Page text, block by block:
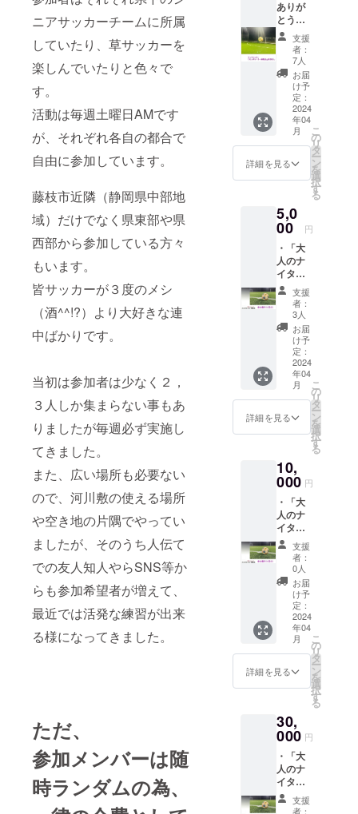
ニアサッカーチームに所属
していたり、草サッカーを
楽しんでいたりと色々で
す。
活動は毎週土曜日AMです
が、それぞれ各自の都合で
自由に参加しています。
藤枝市近隣（静岡県中部地
域）だけでなく県東部や県
西部から参加している方々
もいます。
皆サッカーが３度のメシ
（酒^^!?）より大好きな連
中ばかりです。
当初は参加者は少なく２，
３人しか集まらない事もあ
りましたが毎週必ず実施し
てきました。
また、広い場所も必要ない
ので、河川敷の使える場所
や空き地の片隅でやってい
ましたが、そのうち人伝て
での友人知人やらSNS等か
らも参加希望者が増えて、
最近では活発な練習が出来
る様になってきました。
ただ、
参加メンバーは随
時ランダムの為、
ラスポーツ
協会公認初
級パラスス
ポーツ指導
員等の資格
を保有して
います。
また自身も
地元のサッ
カーチーム
ニアでプ
レーしてお
り、2013年
にはJFA全国
シニア50
サッカー大
会にも出場
しました。
Facebookグ
ループ「シ
カーの輪」
チームなで
しこ交流
会」、FB
ページ
「Shizuoka
なでしこト
ライアル」
の管理人で
【しずおか
賢人】
https://qr.pap
s.jp/TnFt2
ありが
とうご
ざいま
す！ 活
動報告
とサン
クスレ
ターを
お届け
致しま
す。
「大人
のナイ
ター練
権利は
無し
支援
者：
7人
お届
け予
定：
2024
年04
月
詳細を見る
こ
の
リ
タ
ー
ン
を
選
択
す
る
5,0
00 円
・「大
人のナ
イター
練蹴
会」参
加権利
（2回
分）
・ サ
ンクス
レター
「大人
のナイ
ター練
蹴会」
2024年
内2回限
りで
す。
支援
者：
3人
お届
け予
定：
2024
年04
月
詳細を見る
こ
の
リ
タ
ー
ン
を
選
択
す
る
10,
000 円
・「大
人のナ
イター
練蹴
会」参
加権利
（４回
分）
・ サ
ンクス
レター
「大人
のナイ
ター練
蹴会」
2024年
内4回限
りで
す。
支援
者：
0人
お届
け予
定：
2024
年04
月
詳細を見る
こ
の
リ
タ
ー
ン
を
選
択
す
る
30,
000 円
・「大
人のナ
イター
練蹴
会」参
支援
者：